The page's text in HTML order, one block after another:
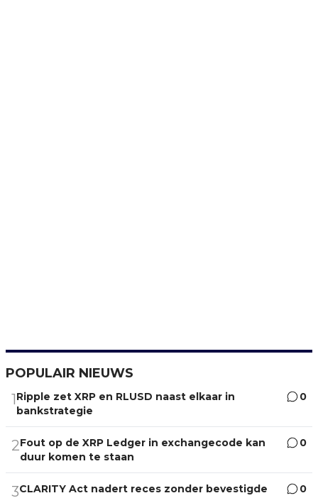
POPULAIR NIEUWS
1Ripple zet XRP en RLUSD naast elkaar in
bankstrategie
0
2Fout op de XRP Ledger in exchangecode kan
duur komen te staan
0
3CLARITY Act nadert reces zonder bevestigde
0